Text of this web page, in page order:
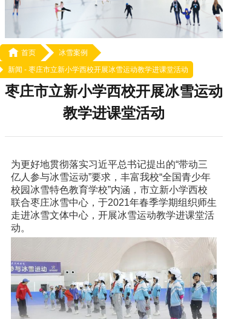
冰雪新闻
 首页
冰雪案例
新闻 - 枣庄市立新小学西校开展冰雪运动教学进课堂活动
枣庄市立新小学西校开展冰雪运动
教学进课堂活动
为更好地贯彻落实习近平总书记提出的“带动三
亿人参与冰雪运动”要求，丰富我校“全国青少年
校园冰雪特色教育学校”内涵，市立新小学西校
联合枣庄冰雪中心，于2021年春季学期组织师生
走进冰雪文体中心，开展冰雪运动教学进课堂活
动。